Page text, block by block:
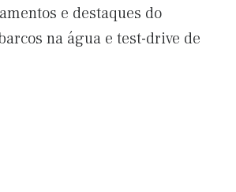
e destaques do
na água e test-drive de